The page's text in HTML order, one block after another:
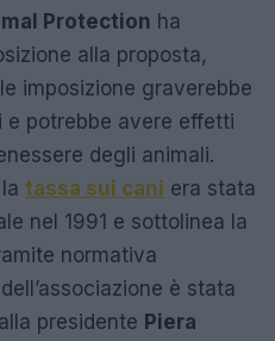
Protection ha
alla proposta,
imposizione graverebbe
e potrebbe avere effetti
degli animali.
tassa sui cani era stata
nel 1991 e sottolinea la
normativa
è stata
presidente Piera